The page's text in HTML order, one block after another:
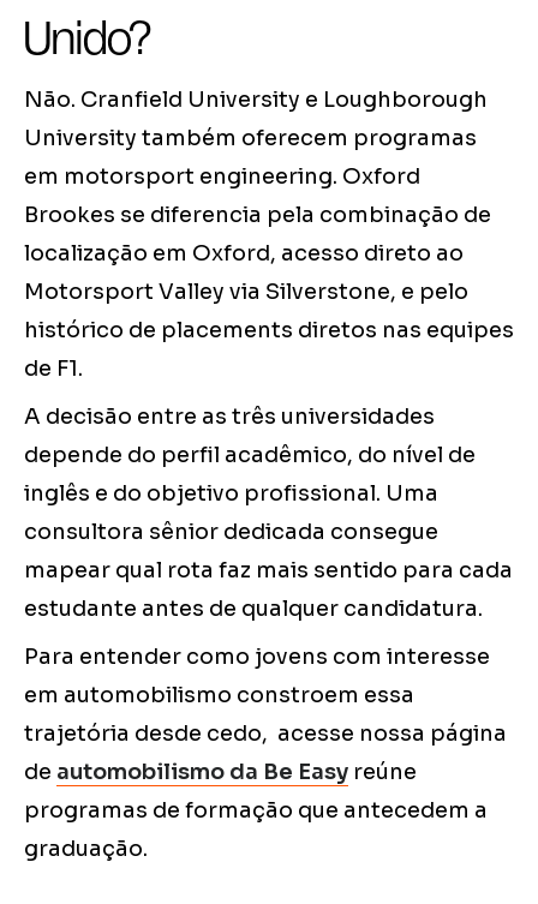
Unido?
Não. Cranfield University e Loughborough
University também oferecem programas
em motorsport engineering. Oxford
Brookes se diferencia pela combinação de
localização em Oxford, acesso direto ao
Motorsport Valley via Silverstone, e pelo
histórico de placements diretos nas equipes
de F1.
A decisão entre as três universidades
depende do perfil acadêmico, do nível de
inglês e do objetivo profissional. Uma
consultora sênior dedicada consegue
mapear qual rota faz mais sentido para cada
estudante antes de qualquer candidatura.
Para entender como jovens com interesse
em automobilismo constroem essa
trajetória desde cedo, acesse nossa página
de automobilismo da Be Easy reúne
programas de formação que antecedem a
graduação.